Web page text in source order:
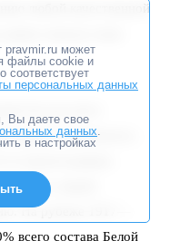
любой качественной
показал опыт
русского
отмежевалось
за происходящее.
горсть людей,
На рубеже 1917—
всего состава Белой
pravmir.ru может
файлы cookie и
соответствует
персональных данных
Вы даете свое
данных.
в настройках